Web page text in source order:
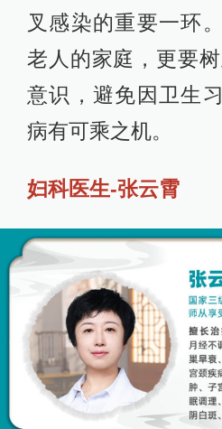
叉感染的重要一环
老人的家庭，更要
意识，避免因卫生
病有可乘之机。
妇科医生-张云霄